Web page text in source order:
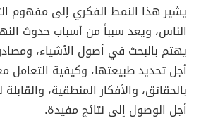
يشير هذا النمط الفكري إلى مفهوم
الناس، ويعد سبباً من أسباب حدوث
يهتم بالبحث في أصول الأشياء،
أجل تحديد طبيعتها، وكيفية التعامل
بالحقائق، والأفكار المنطقية،
أجل الوصول إلى نتائج مفيدة.